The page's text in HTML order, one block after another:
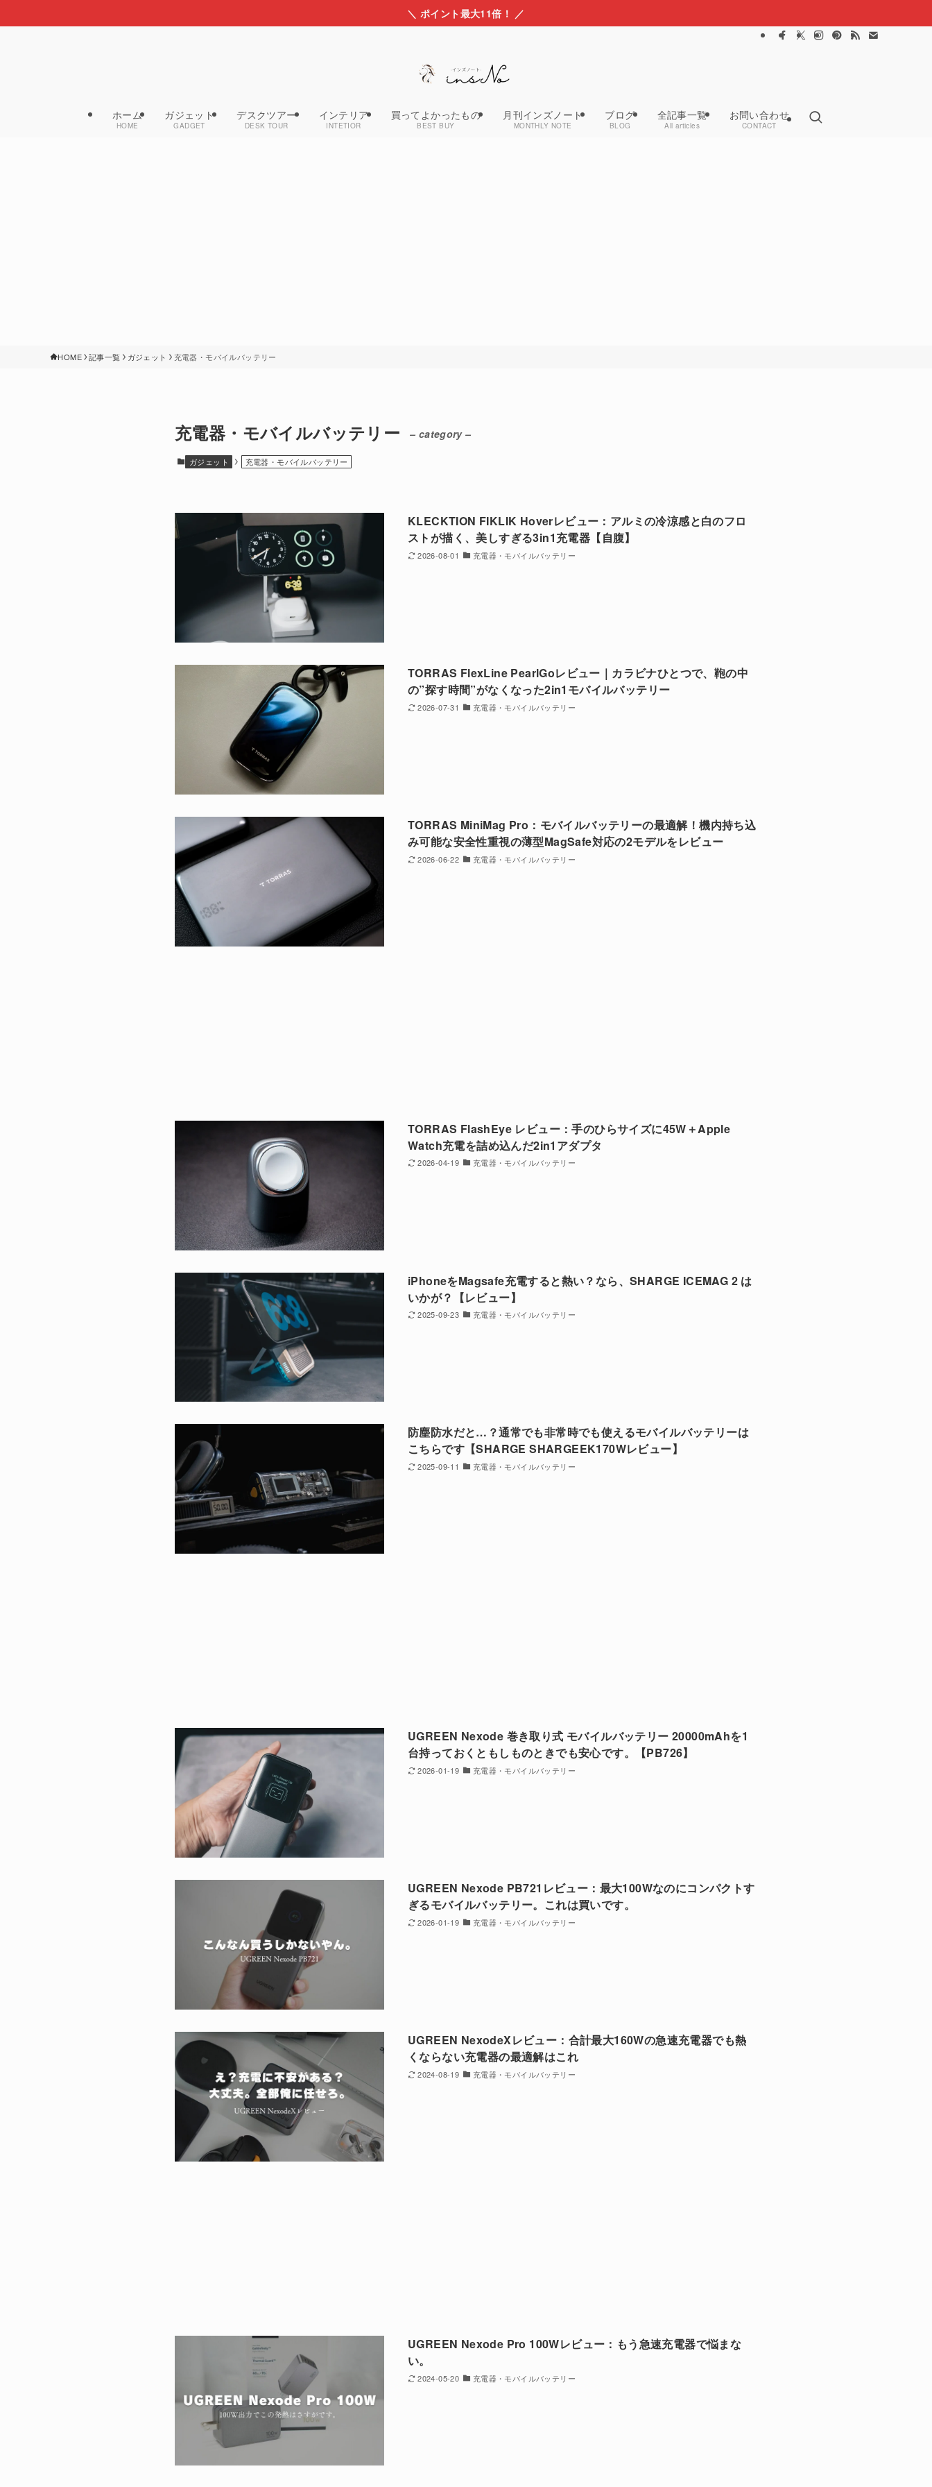
＼ ポイント最大11倍！ ／
ホーム
HOME
ガジェット
GADGET
デスクツアー
DESK TOUR
インテリア
INTETIOR
買ってよかったもの
BEST BUY
月刊インズノート
MONTHLY NOTE
ブログ
BLOG
全記事一覧
All articles
お問い合わせ
CONTACT
HOME 記事一覧 ガジェット 充電器・モバイルバッテリー
充電器・モバイルバッテリー – category –
ガジェット 充電器・モバイルバッテリー
KLECKTION FIKLIK Hoverレビュー：アルミの冷涼感と白のフロ
ストが描く、美しすぎる3in1充電器【自腹】
2026-08-01 充電器・モバイルバッテリー
TORRAS FlexLine PearlGoレビュー｜カラビナひとつで、鞄の中
の”探す時間”がなくなった2in1モバイルバッテリー
2026-07-31 充電器・モバイルバッテリー
TORRAS MiniMag Pro：モバイルバッテリーの最適解！機内持ち込
み可能な安全性重視の薄型MagSafe対応の2モデルをレビュー
2026-06-22 充電器・モバイルバッテリー
TORRAS FlashEye レビュー：手のひらサイズに45W＋Apple
Watch充電を詰め込んだ2in1アダプタ
2026-04-19 充電器・モバイルバッテリー
iPhoneをMagsafe充電すると熱い？なら、SHARGE ICEMAG 2 は
いかが？【レビュー】
2025-09-23 充電器・モバイルバッテリー
防塵防水だと…？通常でも非常時でも使えるモバイルバッテリーは
こちらです【SHARGE SHARGEEK170Wレビュー】
2025-09-11 充電器・モバイルバッテリー
UGREEN Nexode 巻き取り式 モバイルバッテリー 20000mAhを1
台持っておくともしものときでも安心です。【PB726】
2026-01-19 充電器・モバイルバッテリー
UGREEN Nexode PB721レビュー：最大100Wなのにコンパクトす
ぎるモバイルバッテリー。これは買いです。
2026-01-19 充電器・モバイルバッテリー
UGREEN NexodeXレビュー：合計最大160Wの急速充電器でも熱
くならない充電器の最適解はこれ
2024-08-19 充電器・モバイルバッテリー
UGREEN Nexode Pro 100Wレビュー：もう急速充電器で悩まな
い。
2024-05-20 充電器・モバイルバッテリー